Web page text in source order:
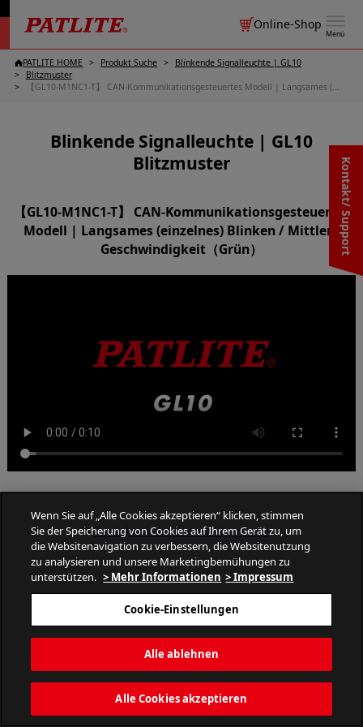
Menü
Online-Shop
Kontakt/ Support
PATLITE HOME Produkt Suche
Blinkende Signalleuchte | GL10
Blitzmuster
【GL10-M1NC1-T】 CAN-Kommunikationsgesteuertes Modell | Langsames (einzelnes) Blinken / Mittlere Geschwindigkeit（Grün）
Blinkende Signalleuchte | GL10
Blitzmuster
【GL10-M1NC1-T】 CAN-Kommunikationsgesteuertes
Modell | Langsames (einzelnes) Blinken / Mittlere
Geschwindigkeit（Grün）
Zurück zur Liste von Blitzmuster
PATLITE CORPORATION. All Rights Reserved.
Wenn Sie auf „Alle Cookies akzeptieren“ klicken, stimmen
Sie der Speicherung von Cookies auf Ihrem Gerät zu, um
die Websitenavigation zu verbessern, die Websitenutzung
zu analysieren und unsere Marketingbemühungen zu
unterstützen. > Mehr Informationen > Impressum
Cookie-Einstellungen
Alle ablehnen
Alle Cookies akzeptieren